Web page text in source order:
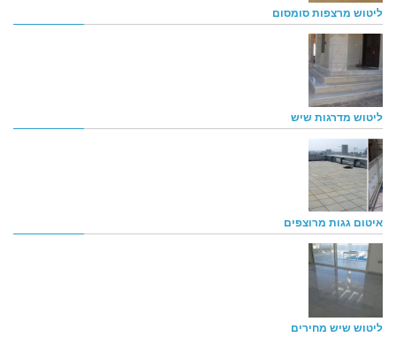
ליטוש מרצפות סומסום
ליטוש מדרגות שיש
איטום גגות מרוצפים
ליטוש שיש מחירים